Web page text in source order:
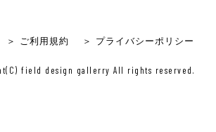
＞ ご利用規約 ＞ プライバシーポリシー
field design gallerry All rights reserved.